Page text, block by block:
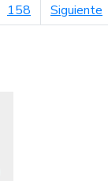
158 Siguiente